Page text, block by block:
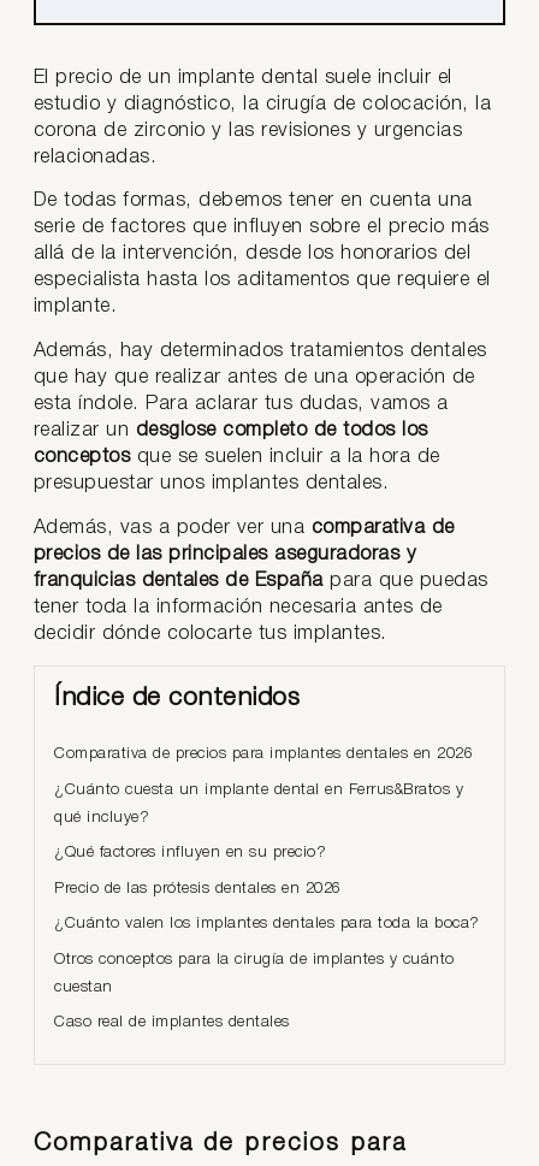
El precio de un implante dental suele incluir el
estudio y diagnóstico, la cirugía de colocación, la
corona de zirconio y las revisiones y urgencias
relacionadas.
De todas formas, debemos tener en cuenta una
serie de factores que influyen sobre el precio más
allá de la intervención, desde los honorarios del
especialista hasta los aditamentos que requiere el
implante.
Además, hay determinados tratamientos dentales
que hay que realizar antes de una operación de
esta índole.
Para aclarar tus dudas, vamos a
realizar un desglose completo de todos los
conceptosque se suelen incluir a la hora de
presupuestar unos implantes dentales.
Además, vas a poder ver una comparativa de
precios de las principales aseguradoras y
franquicias dentales de Españapara que puedas
tener toda la información necesaria antes de
decidir dónde colocarte tus implantes.
Índice de contenidos
Comparativa de precios para implantes dentales en 2026
¿Cuánto cuesta un implante dental en Ferrus&Bratos y
qué incluye?
¿Qué factores influyen en su precio?
Precio de las prótesis dentales en 2026
¿Cuánto valen los implantes dentales para toda la boca?
Otros conceptos para la cirugía de implantes y cuánto
cuestan
Caso real de implantes dentales
Comparativa de precios para